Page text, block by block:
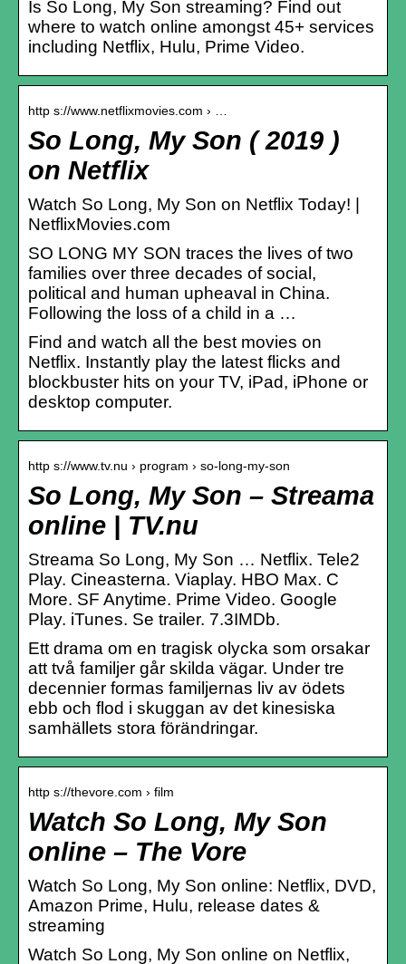
Is So Long, My Son streaming? Find out
where to watch online amongst 45+ services
including Netflix, Hulu, Prime Video.
http s://www.netflixmovies.com › …
So Long, My Son ( 2019 )
on Netflix
Watch So Long, My Son on Netflix Today! |
NetflixMovies.com
SO LONG MY SON traces the lives of two
families over three decades of social,
political and human upheaval in China.
Following the loss of a child in a …
Find and watch all the best movies on
Netflix. Instantly play the latest flicks and
blockbuster hits on your TV, iPad, iPhone or
desktop computer.
http s://www.tv.nu › program › so-long-my-son
So Long, My Son – Streama
online | TV.nu
Streama So Long, My Son … Netflix. Tele2
Play. Cineasterna. Viaplay. HBO Max. C
More. SF Anytime. Prime Video. Google
Play. iTunes. Se trailer. 7.3IMDb.
Ett drama om en tragisk olycka som orsakar
att två familjer går skilda vägar. Under tre
decennier formas familjernas liv av ödets
ebb och flod i skuggan av det kinesiska
samhällets stora förändringar.
http s://thevore.com › film
Watch So Long, My Son
online – The Vore
Watch So Long, My Son online: Netflix, DVD,
Amazon Prime, Hulu, release dates &
streaming
Watch So Long, My Son online on Netflix,